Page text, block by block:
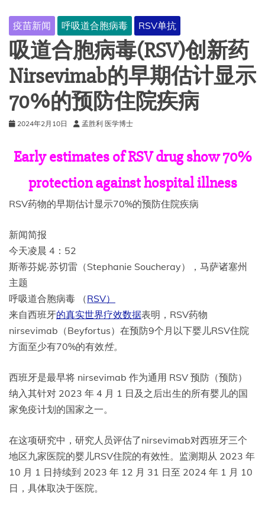
疫苗新闻 呼吸道合胞病毒 RSV单抗
吸道合胞病毒(RSV)创新药
Nirsevimab的早期估计显示
70%的预防住院疾病
2024年2月10日 孟胜利 医学博士
Early estimates of RSV drug show 70%
protection against hospital illness
RSV药物的早期估计显示70%的预防住院疾病
新闻简报
今天凌晨 4：52
斯蒂芬妮·苏切雷（Stephanie Soucheray），马萨诸塞州
主题
呼吸道合胞病毒 （RSV）
来自西班牙的真实世界疗效数据表明，RSV药物
nirsevimab（Beyfortus）在预防9个月以下婴儿RSV住院
方面至少有70%的有效性。
西班牙是最早将 nirsevimab 作为通用 RSV 预防（预防）
纳入其针对 2023 年 4 月 1 日及之后出生的所有婴儿的国
家免疫计划的国家之一。
在这项研究中，研究人员评估了nirsevimab对西班牙三个
地区九家医院的婴儿RSV住院的有效性。监测期从 2023 年
10 月 1 日持续到 2023 年 12 月 31 日至 2024 年 1 月 10
日，具体取决于医院。